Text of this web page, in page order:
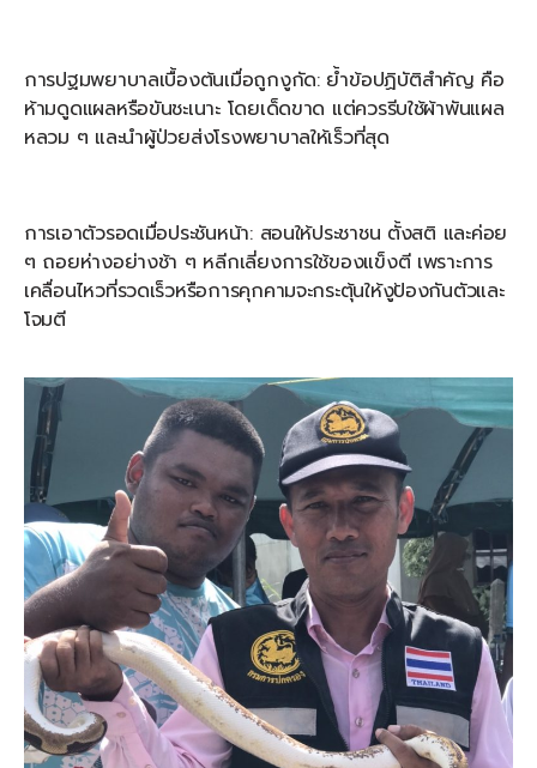
การปฐมพยาบาลเบื้องต้นเมื่อถูกงูกัด: ย้ำข้อปฏิบัติสำคัญ คือ
ห้ามดูดแผลหรือขันชะเนาะ โดยเด็ดขาด แต่ควรรีบใช้ผ้าพันแผล
หลวม ๆ และนำผู้ป่วยส่งโรงพยาบาลให้เร็วที่สุด
การเอาตัวรอดเมื่อประชันหน้า: สอนให้ประชาชน ตั้งสติ และค่อย
ๆ ถอยห่างอย่างช้า ๆ หลีกเลี่ยงการใช้ของแข็งตี เพราะการ
เคลื่อนไหวที่รวดเร็วหรือการคุกคามจะกระตุ้นให้งูป้องกันตัวและ
โจมตี